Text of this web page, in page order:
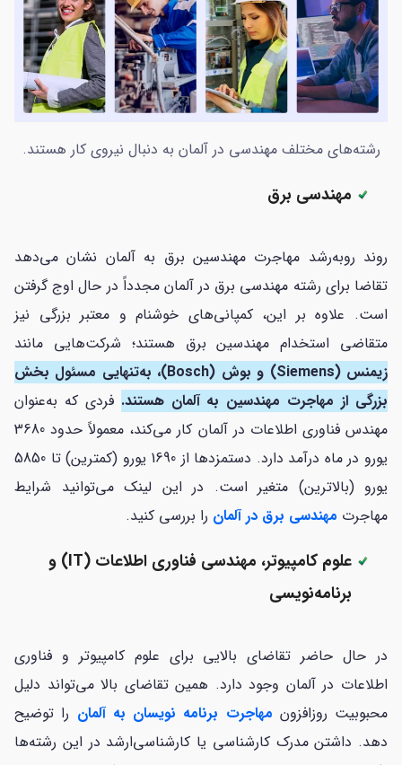
رشته‌های مختلف مهندسی در آلمان به دنبال نیروی کار هستند.
مهندسی برق
روند روبه‌رشد مهاجرت مهندسین برق به آلمان نشان می‌دهد
تقاضا برای رشته مهندسی برق در آلمان مجدداً در حال اوج گرفتن
است. علاوه بر این، کمپانی‌های خوشنام و معتبر بزرگی نیز
متقاضی استخدام مهندسین برق هستند؛ شرکت‌هایی مانند
زیمنس (Siemens) و بوش (Bosch)، به‌تنهایی مسئول بخش
بزرگی از مهاجرت مهندسین به آلمان هستند. فردی که به‌عنوان
مهندس فناوری اطلاعات در آلمان کار می‌کند، معمولاً حدود 3680
یورو در ماه درآمد دارد. دستمزدها از 1690 یورو (کمترین) تا 5850
یورو (بالاترین) متغیر است. در این لینک می‌توانید شرایط
مهاجرت مهندسی برق در آلمان را بررسی کنید.
علوم کامپیوتر، مهندسی فناوری اطلاعات (IT) و
برنامه‌نویسی
در حال حاضر تقاضای بالایی برای علوم کامپیوتر و فناوری
اطلاعات در آلمان وجود دارد. همین تقاضای بالا می‌تواند دلیل
محبوبیت روزافزون مهاجرت برنامه نویسان به آلمان را توضیح
دهد. داشتن مدرک کارشناسی یا کارشناسی‌ارشد در این رشته‌ها